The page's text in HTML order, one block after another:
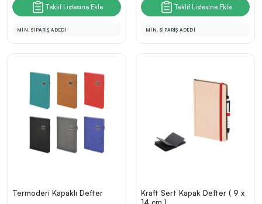
Teklif Listesine Ekle
MİN. SİPARİŞ ADEDİ
Teklif Listesine Ekle
MİN. SİPARİŞ ADEDİ
Termoderi Kapaklı Defter
Kraft Sert Kapak Defter ( 9 x